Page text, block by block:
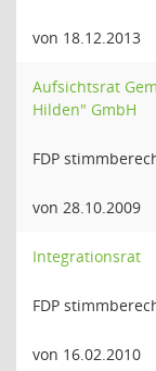
von 18.12.2013
Aufsichtsrat
Hilden" GmbH
FDP
von 28.10.2009
Integrationsrat
FDP
von 16.02.2010